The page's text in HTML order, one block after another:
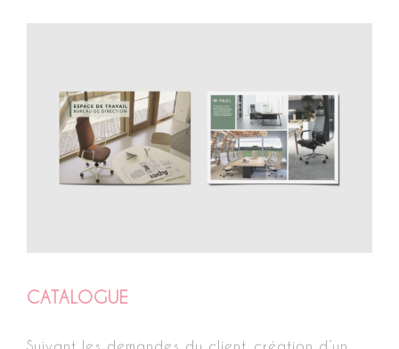
CATALOGUE
Suivant les demandes du client, création d’un